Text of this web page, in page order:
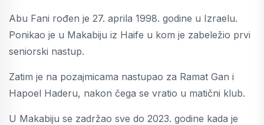
Abu Fani rođen je 27. aprila 1998. godine u Izraelu.
Ponikao je u Makabiju iz Haife u kom je zabeležio prvi
seniorski nastup.
Zatim je na pozajmicama nastupao za Ramat Gan i
Hapoel Haderu, nakon čega se vratio u matični klub.
U Makabiju se zadržao sve do 2023. godine kada je